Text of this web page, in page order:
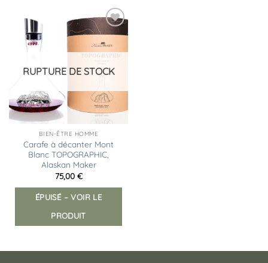
Ajouter
à la
liste
d’envies
RUPTURE DE STOCK
BIEN-ÊTRE HOMME
Carafe à décanter Mont
Blanc TOPOGRAPHIC,
Alaskan Maker
75,00 €
ÉPUISÉ – VOIR LE
PRODUIT